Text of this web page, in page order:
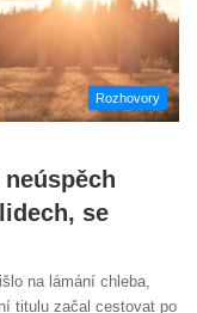
Rozhovory
se
na lámání chleba,
titulu začal cestovat po